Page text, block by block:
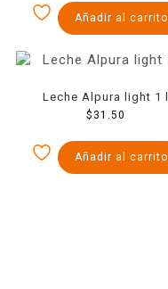
Añadir al carrito
Leche Alpura light 1 l
$ 31.50
Añadir al carrito